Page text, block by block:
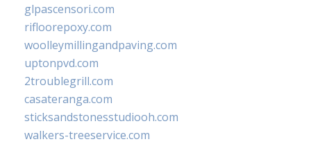
glpascensori.com
rifloorepoxy.com
woolleymillingandpaving.com
uptonpvd.com
2troublegrill.com
casateranga.com
sticksandstonesstudiooh.com
walkers-treeservice.com